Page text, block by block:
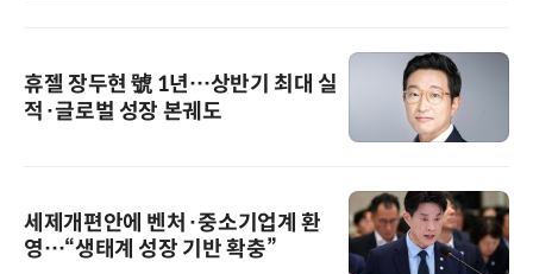
휴젤 장두현 號 1년…상반기 최대 실
적·글로벌 성장 본궤도
세제개편안에 벤처·중소기업계 환
영…“생태계 성장 기반 확충”